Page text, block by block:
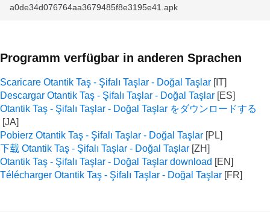
a0de34d076764aa3679485f8e3195e41.apk
Programm verfügbar in anderen Sprachen
Scaricare Otantik Taş - Şifalı Taşlar - Doğal Taşlar
Descargar Otantik Taş - Şifalı Taşlar - Doğal Taşlar
Otantik Taş - Şifalı Taşlar - Doğal Taşlar をダウンロードする
Pobierz Otantik Taş - Şifalı Taşlar - Doğal Taşlar
下载 Otantik Taş - Şifalı Taşlar - Doğal Taşlar
Otantik Taş - Şifalı Taşlar - Doğal Taşlar download
Télécharger Otantik Taş - Şifalı Taşlar - Doğal Taşlar